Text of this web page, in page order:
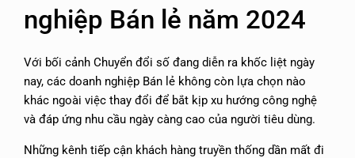
nghiệp Bán lẻ năm 2024
Với bối cảnh Chuyển đổi số đang diễn ra khốc liệt ngày
nay, các doanh nghiệp Bán lẻ không còn lựa chọn nào
khác ngoài việc thay đổi để bắt kịp xu hướng công nghệ
và đáp ứng nhu cầu ngày càng cao của người tiêu dùng.
Những kênh tiếp cận khách hàng truyền thống dần mất đi